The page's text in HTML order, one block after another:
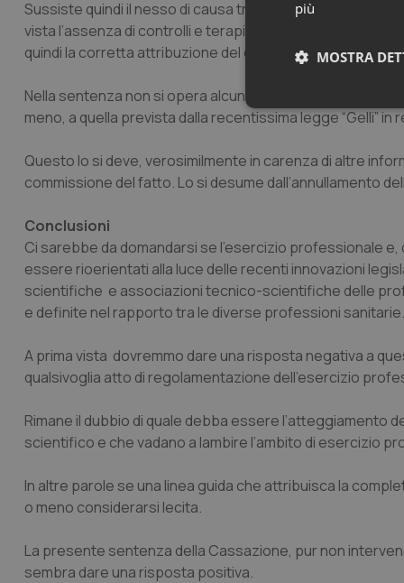
Sussiste quindi il nesso di causa tra il comportamento
vista l’assenza di controlli e terapie durante il suo
quindi la corretta attribuzione del codice di triage
Nella sentenza non si opera alcun riferimento
meno, a quella prevista dalla recentissima legge “Gelli”
Questo lo si deve, verosimilmente in carenza di altre
commissione del fatto. Lo si desume dall’annullamento
Conclusioni
Ci sarebbe da domandarsi se l’esercizio professionale
essere rioerientati alla luce delle recenti innovazioni
scientifiche e associazioni tecnico-scientifiche delle
e definite nel rapporto tra le diverse professioni sanitarie.
A prima vista dovremmo dare una risposta negativa a
qualsivoglia atto di regolamentazione dell’esercizio
Rimane il dubbio di quale debba essere
scientifico e che vadano a lambire l’ambito di esercizio
In altre parole se una linea guida che attribuisca la
o meno considerarsi lecita.
La presente sentenza della Cassazione, pur non
sembra dare una risposta positiva.
più
MOSTRA
I cookie necessari
e l'accesso alle aree
Nome
tracking-sites-